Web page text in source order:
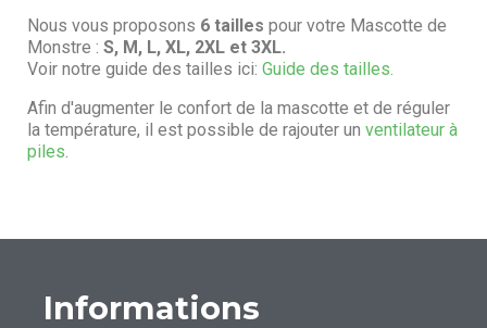
Nous vous proposons 6 tailles pour votre Mascotte de
Monstre : S, M, L, XL, 2XL et 3XL.
Voir notre guide des tailles ici: Guide des tailles.
Afin d'augmenter le confort de la mascotte et de réguler
la température, il est possible de rajouter un ventilateur à
piles.
Informations